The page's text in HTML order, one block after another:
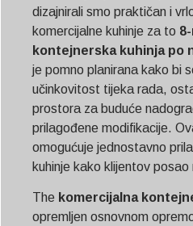
dizajnirali smo praktičan i
komercijalne kuhinje za to
kontejnerska kuhinja po
je pomno planirana kako bi
učinkovitost tijeka rada,
prostora za buduće
prilagođene modifikacije.
omogućuje jednostavno
kuhinje kako klijentov
The komercijalna
opremljen osnovnom